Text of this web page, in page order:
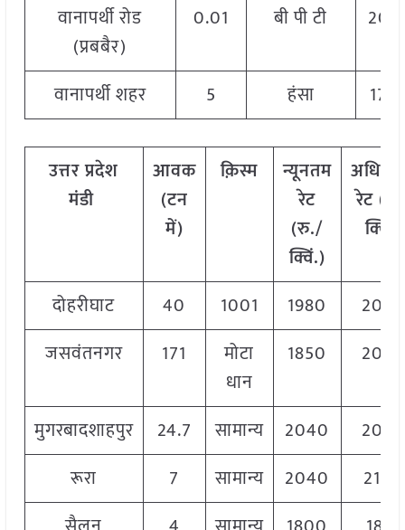
वानापर्थी रोड
(प्रबबैर)
0.01 बी पी टी
वानापर्थी शहर 5 हंसा
उत्तर प्रदेश
मंडी
आवक
(टन
में)
क़िस्म
न्यूनतम
रेट
(रु./
क्विं.)
रेट
क्विं.)
दोहरीघाट 40 1001 1980
2040
जसवंतनगर
171
मोटा
धान
1850 2080
मुगरबादशाहपुर 24.7 सामान्य 2040
2040
रूरा
7 सामान्य 2040
2100